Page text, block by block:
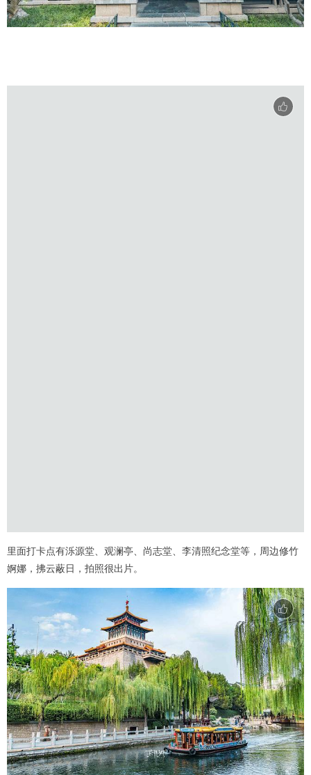
里面打卡点有泺源堂、观澜亭、尚志堂、李清照纪念堂等，周边修竹
婀娜，拂云蔽日，拍照很出片。